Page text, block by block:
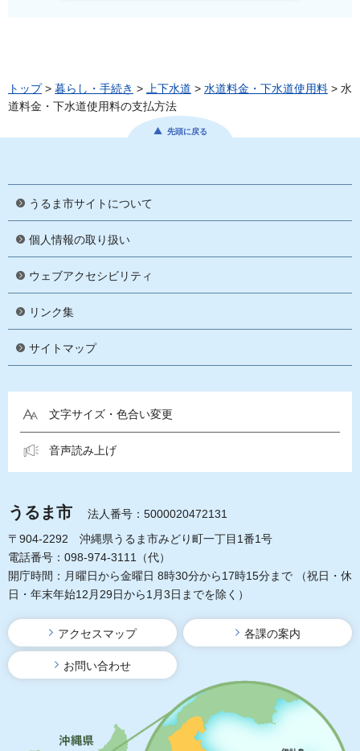
トップ> 暮らし・手続き > 上下水道 > 水道料金・下水道使用料 > 水
道料金・下水道使用料の支払方法
先頭に戻る
うるま市サイトについて
個人情報の取り扱い
ウェブアクセシビリティ
リンク集
サイトマップ
文字サイズ・色合い変更
音声読み上げ
うるま市
法人番号：5000020472131
〒904-2292 沖縄県うるま市みどり町一丁目1番1号
電話番号：098-974-3111（代）
開庁時間：月曜日から金曜日 8時30分から17時15分まで
（祝日・休
日・年末年始12月29日から1月3日までを除く）
アクセスマップ 各課の案内
お問い合わせ